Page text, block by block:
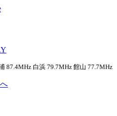
87.4MHz 白浜 79.7MHz 館山 77.7MHz